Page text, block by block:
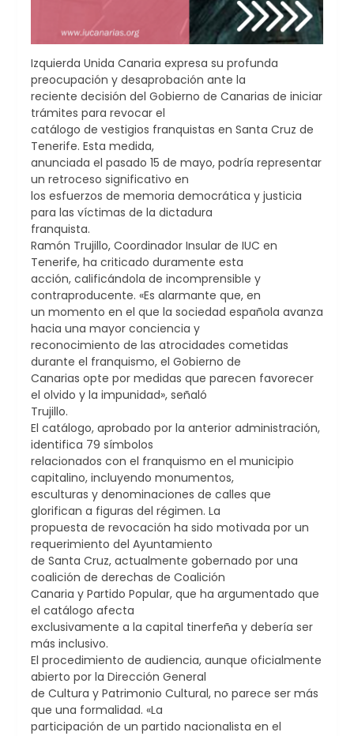
Izquierda Unida Canaria expresa su profunda
preocupación y desaprobación ante la
reciente decisión del Gobierno de Canarias de iniciar
trámites para revocar el
catálogo de vestigios franquistas en Santa Cruz de
Tenerife. Esta medida,
anunciada el pasado 15 de mayo, podría representar
un retroceso significativo en
los esfuerzos de memoria democrática y justicia
para las víctimas de la dictadura
franquista.
Ramón Trujillo, Coordinador Insular de IUC en
Tenerife, ha criticado duramente esta
acción, calificándola de incomprensible y
contraproducente. «Es alarmante que, en
un momento en el que la sociedad española avanza
hacia una mayor conciencia y
reconocimiento de las atrocidades cometidas
durante el franquismo, el Gobierno de
Canarias opte por medidas que parecen favorecer
el olvido y la impunidad», señaló
Trujillo.
El catálogo, aprobado por la anterior administración,
identifica 79 símbolos
relacionados con el franquismo en el municipio
capitalino, incluyendo monumentos,
esculturas y denominaciones de calles que
glorifican a figuras del régimen. La
propuesta de revocación ha sido motivada por un
requerimiento del Ayuntamiento
de Santa Cruz, actualmente gobernado por una
coalición de derechas de Coalición
Canaria y Partido Popular, que ha argumentado que
el catálogo afecta
exclusivamente a la capital tinerfeña y debería ser
más inclusivo.
El procedimiento de audiencia, aunque oficialmente
abierto por la Dirección General
de Cultura y Patrimonio Cultural, no parece ser más
que una formalidad. «La
participación de un partido nacionalista en el